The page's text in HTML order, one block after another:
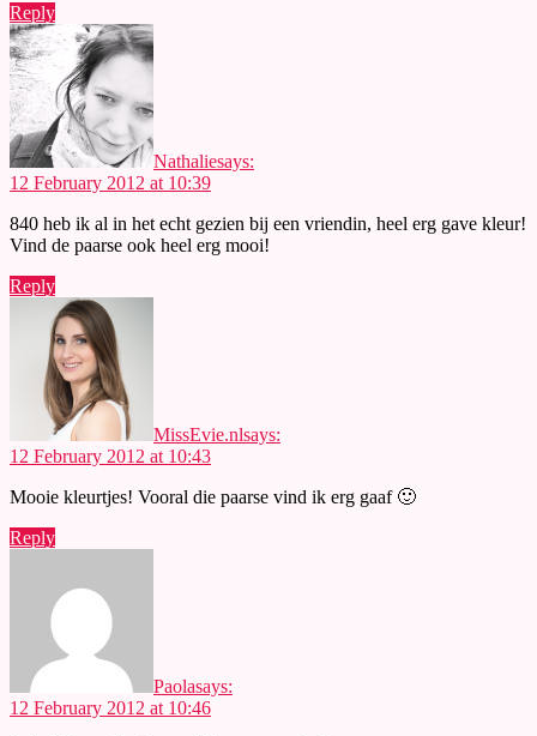
Reply
Nathaliesays:
12 February 2012 at 10:39
840 heb ik al in het echt gezien bij een vriendin, heel erg gave kleur!
Vind de paarse ook heel erg mooi!
Reply
MissEvie.nlsays:
12 February 2012 at 10:43
Mooie kleurtjes! Vooral die paarse vind ik erg gaaf 🙂
Reply
Paolasays:
12 February 2012 at 10:46